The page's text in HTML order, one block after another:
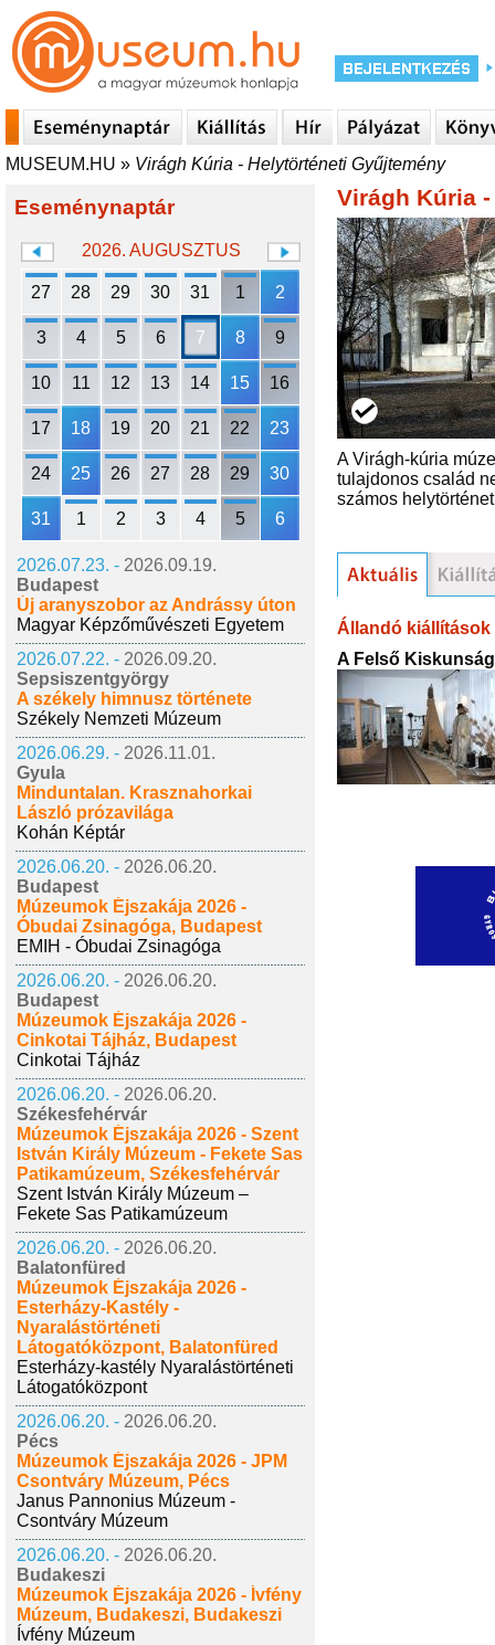
MUSEUM.HU » Virágh Kúria - Helytörténeti Gyűjtemény
Eseménynaptár
2026. AUGUSZTUS
27 28 29 30 31 1 2
3 4 5 6 7 8 9
10 11 12 13 14 15 16
17 18 19 20 21 22 23
24 25 26 27 28 29 30
31 1 2 3 4 5 6
2026.07.23. - 2026.09.19.
Budapest
Új aranyszobor az Andrássy úton
Magyar Képzőművészeti Egyetem
2026.07.22. - 2026.09.20.
Sepsiszentgyörgy
A székely himnusz története
Székely Nemzeti Múzeum
2026.06.29. - 2026.11.01.
Gyula
Minduntalan. Krasznahorkai
László prózavilága
Kohán Képtár
2026.06.20. - 2026.06.20.
Budapest
Múzeumok Éjszakája 2026 -
Óbudai Zsinagóga, Budapest
EMIH - Óbudai Zsinagóga
2026.06.20. - 2026.06.20.
Budapest
Múzeumok Éjszakája 2026 -
Cinkotai Tájház, Budapest
Cinkotai Tájház
2026.06.20. - 2026.06.20.
Székesfehérvár
Múzeumok Éjszakája 2026 - Szent
István Király Múzeum - Fekete Sas
Patikamúzeum, Székesfehérvár
Szent István Király Múzeum –
Fekete Sas Patikamúzeum
2026.06.20. - 2026.06.20.
Balatonfüred
Múzeumok Éjszakája 2026 -
Esterházy-Kastély -
Nyaralástörténeti
Látogatóközpont, Balatonfüred
Esterházy-kastély Nyaralástörténeti
Látogatóközpont
2026.06.20. - 2026.06.20.
Pécs
Múzeumok Éjszakája 2026 - JPM
Csontváry Múzeum, Pécs
Janus Pannonius Múzeum -
Csontváry Múzeum
2026.06.20. - 2026.06.20.
Budakeszi
Múzeumok Éjszakája 2026 - Ívfény
Múzeum, Budakeszi, Budakeszi
Ívfény Múzeum
Virágh Kúria
A Virágh-kúria
tulajdonos család
számos
Állandó kiállítások
A Felső